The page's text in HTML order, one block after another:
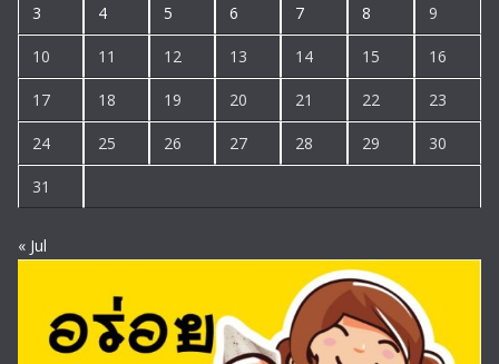
3 4 5 6 7 8 9
10 11 12 13 14 15 16
17 18 19 20 21 22 23
24 25 26 27 28 29 30
31
« Jul